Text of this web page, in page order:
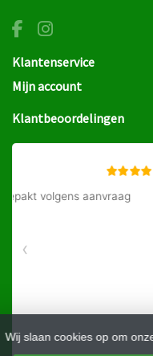
Wij slaan cookies op om
Klantenservice
Mijn account
Klantbeoordelingen